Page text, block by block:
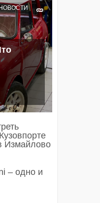
Измайлово
– одно и